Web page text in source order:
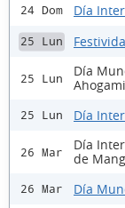
24 Dom Día
25 Lun
25 Lun
Día
25 Lun Día
26 Mar
Día
de
26 Mar Día